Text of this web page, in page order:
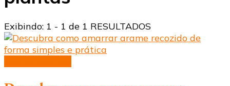
Exibindo: 1 - 1 de 1 RESULTADOS